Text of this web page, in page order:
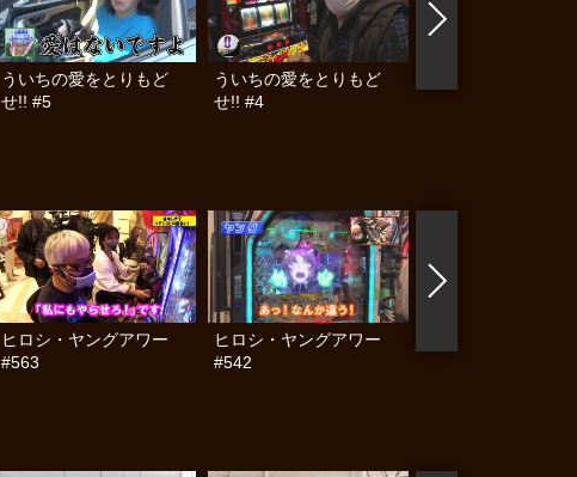
ういちの愛をとりもど
せ!! #5
ういちの愛をとりもど
せ!! #4
ヒロシ・ヤングアワー
#563
ヒロシ・ヤングアワー
#542